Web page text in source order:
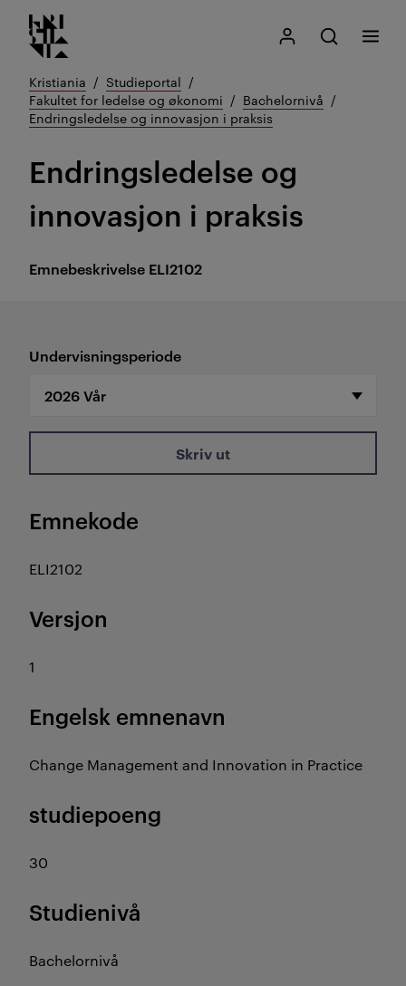
Gå
til
innhold
Kristiania logo
Mitt Kristiania
Åpne søk
Søk
Meny
Kristiania
Studieportal
Fakultet for ledelse og økonomi
Bachelornivå
Endringsledelse og innovasjon i praksis
Emnebeskrivelse ELI2102
Endringsledelse og
innovasjon i praksis
Undervisningsperiode
Skriv ut
Emnekode
ELI2102
Versjon
1
Engelsk emnenavn
Change Management and Innovation in Practice
studiepoeng
30
Studienivå
Bachelornivå